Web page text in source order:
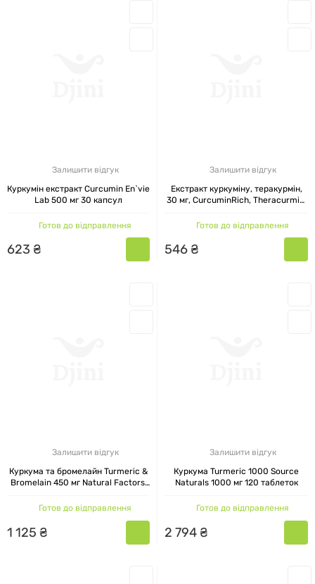
Залишити відгук
Куркумін екстракт Curcumin En`vie
Lab 500 мг 30 капсул
Готов до відправлення
623 ₴
Залишити відгук
Екстракт куркуміну, теракурмін,
30 мг, CurcuminRich, Theracurmin,
вегетаріанських капсул
Готов до відправлення
546₴
Залишити відгук
Куркума та бромелайн Turmeric &
Bromelain 450 мг Natural Factors,
Готов до відправлення
1 125 ₴
Залишити відгук
Куркума Turmeric 1000 Source
Naturals 1000 мг 120 таблеток
Готов до відправлення
2 794₴